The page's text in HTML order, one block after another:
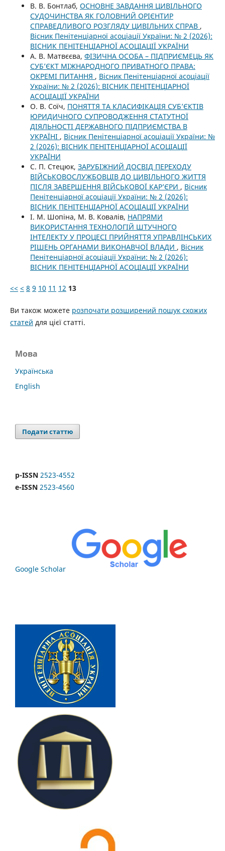
В. В. Бонтлаб, ОСНОВНЕ ЗАВДАННЯ ЦИВІЛЬНОГО
СУДОЧИНСТВА ЯК ГОЛОВНИЙ ОРІЄНТИР
СПРАВЕДЛИВОГО РОЗГЛЯДУ ЦИВІЛЬНИХ СПРАВ ,
Вісник Пенітенціарної асоціації України: № 2 (2026):
ВІСНИК ПЕНІТЕНЦІАРНОЇ АСОЦІАЦІЇ УКРАЇНИ
А. В. Матвєєва, ФІЗИЧНА ОСОБА – ПІДПРИЄМЕЦЬ ЯК
СУБ’ЄКТ МІЖНАРОДНОГО ПРИВАТНОГО ПРАВА:
ОКРЕМІ ПИТАННЯ , Вісник Пенітенціарної асоціації
України: № 2 (2026): ВІСНИК ПЕНІТЕНЦІАРНОЇ
АСОЦІАЦІЇ УКРАЇНИ
О. В. Соїч, ПОНЯТТЯ ТА КЛАСИФІКАЦІЯ СУБ’ЄКТІВ
ЮРИДИЧНОГО СУПРОВОДЖЕННЯ СТАТУТНОЇ
ДІЯЛЬНОСТІ ДЕРЖАВНОГО ПІДПРИЄМСТВА В
УКРАЇНІ , Вісник Пенітенціарної асоціації України: №
2 (2026): ВІСНИК ПЕНІТЕНЦІАРНОЇ АСОЦІАЦІЇ
УКРАЇНИ
С. П. Стецюк, ЗАРУБІЖНИЙ ДОСВІД ПЕРЕХОДУ
ВІЙСЬКОВОСЛУЖБОВЦІВ ДО ЦИВІЛЬНОГО ЖИТТЯ
ПІСЛЯ ЗАВЕРШЕННЯ ВІЙСЬКОВОЇ КАР’ЄРИ , Вісник
Пенітенціарної асоціації України: № 2 (2026):
ВІСНИК ПЕНІТЕНЦІАРНОЇ АСОЦІАЦІЇ УКРАЇНИ
І. М. Шопіна, М. В. Ковалів, НАПРЯМИ
ВИКОРИСТАННЯ ТЕХНОЛОГІЙ ШТУЧНОГО
ІНТЕЛЕКТУ У ПРОЦЕСІ ПРИЙНЯТТЯ УПРАВЛІНСЬКИХ
РІШЕНЬ ОРГАНАМИ ВИКОНАВЧОЇ ВЛАДИ , Вісник
Пенітенціарної асоціації України: № 2 (2026):
ВІСНИК ПЕНІТЕНЦІАРНОЇ АСОЦІАЦІЇ УКРАЇНИ
<< < 8 9 10 11 12 13
Ви також можете розпочати розширений пошук схожих
статей для цієї статті.
Мова
Українська
English
Подати статтю
p-ISSN 2523-4552
e-ISSN 2523-4560
Google Scholar